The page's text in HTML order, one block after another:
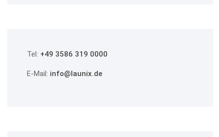
Tel: +49 3586 319 0000
E-Mail: info@launix.de